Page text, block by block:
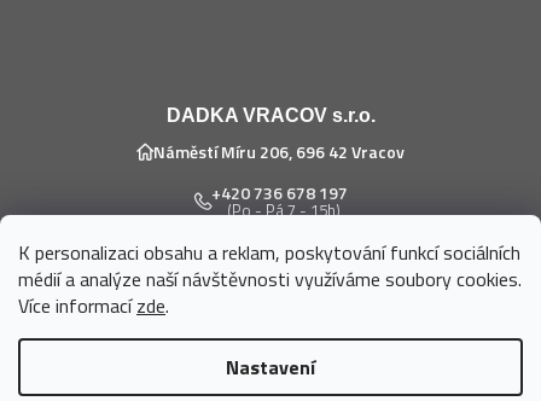
K personalizaci obsahu a reklam, poskytování funkcí sociálních
médií a analýze naší návštěvnosti využíváme soubory cookies.
Více informacízde.
Nastavení
DADKA VRACOV s.r.o.
Náměstí Míru 206, 696 42 Vracov
+420 736 678 197
(Po - Pá 7 - 15h)
eshop@dadka.cz